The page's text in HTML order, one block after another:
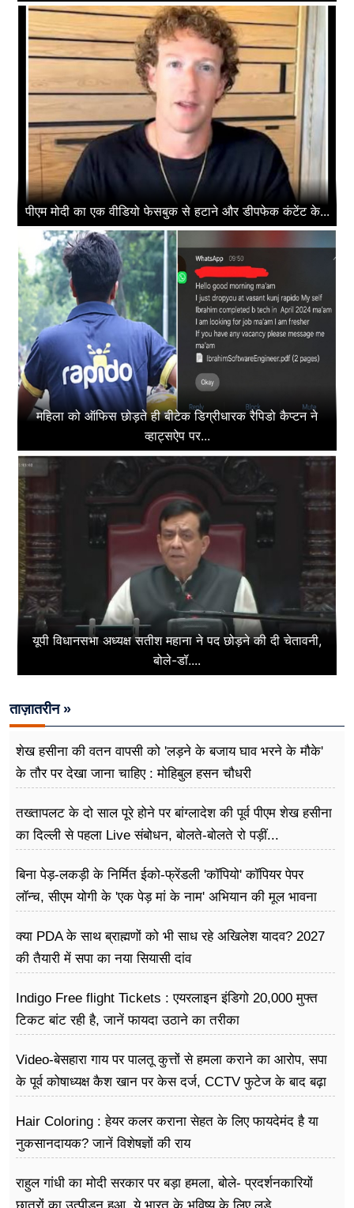
पीएम मोदी का एक वीडियो फेसबुक से हटाने और डीपफेक कंटेंट के...
महिला को ऑफिस छोड़ते ही बीटेक डिग्रीधारक रैपिडो कैप्टन ने
व्हाट्सऐप पर...
यूपी विधानसभा अध्यक्ष सतीश महाना ने पद छोड़ने की दी चेतावनी,
बोले-डॉ....
ताज़ातरीन »
शेख हसीना की वतन वापसी को 'लड़ने के बजाय घाव भरने के मौके'
के तौर पर देखा जाना चाहिए : मोहिबुल हसन चौधरी
तख्तापलट के दो साल पूरे होने पर बांग्लादेश की पूर्व पीएम शेख हसीना
का दिल्ली से पहला Live संबोधन, बोलते-बोलते रो पड़ीं...
बिना पेड़-लकड़ी के निर्मित ईको-फ्रेंडली 'कॉपियो' कॉपियर पेपर
लॉन्च, सीएम योगी के 'एक पेड़ मां के नाम' अभियान की मूल भावना
क्या PDA के साथ ब्राह्मणों को भी साध रहे अखिलेश यादव? 2027
की तैयारी में सपा का नया सियासी दांव
Indigo Free flight Tickets : एयरलाइन इंडिगो 20,000 मुफ्त
टिकट बांट रही है, जानें फायदा उठाने का तरीका
Video-बेसहारा गाय पर पालतू कुत्तों से हमला कराने का आरोप, सपा
के पूर्व कोषाध्यक्ष कैश खान पर केस दर्ज, CCTV फुटेज के बाद बढ़ा
Hair Coloring : हेयर कलर कराना सेहत के लिए फायदेमंद है या
नुकसानदायक? जानें विशेषज्ञों की राय
राहुल गांधी का मोदी सरकार पर बड़ा हमला, बोले- प्रदर्शनकारियों
छात्रों का उत्पीड़न हुआ, ये भारत के भविष्य के लिए लड़े